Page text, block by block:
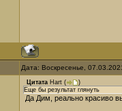
Дата: Воскресенье,
Цитата Hart (
)
Еще бы результат глянуть
Да Дим, реально красиво